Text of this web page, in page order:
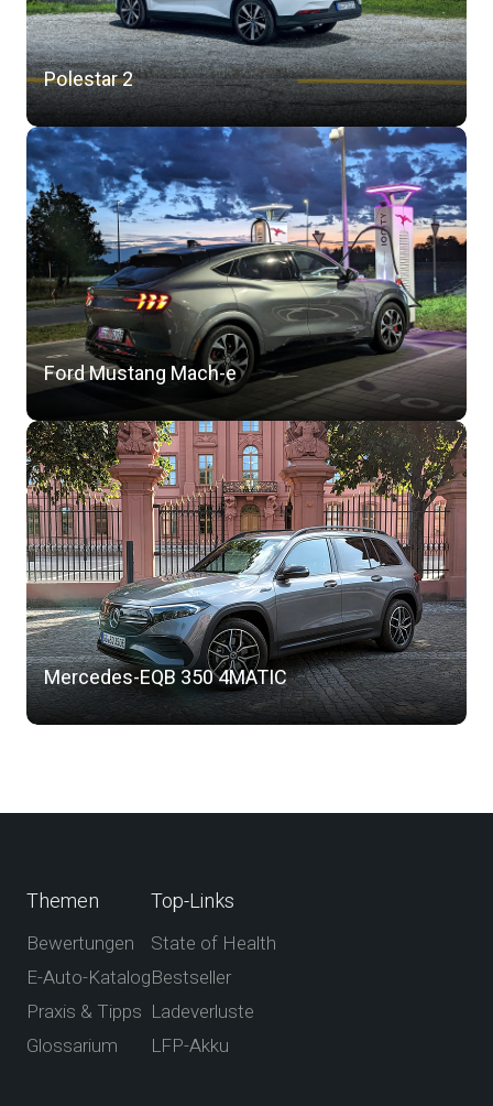
Polestar 2
Ford Mustang Mach-e
Mercedes-EQB 350 4MATIC
Themen
Bewertungen
E-Auto-Katalog
Praxis & Tipps
Glossarium
Top-Links
State of Health
Bestseller
Ladeverluste
LFP-Akku